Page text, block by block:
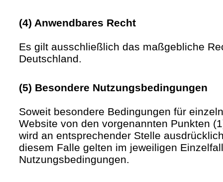
(4) Anwendbares Recht
Es gilt ausschließlich das maßgebliche
Deutschland.
(5) Besondere Nutzungsbedingungen
Soweit besondere Bedingungen für
Website von den vorgenannten Punkten
wird an entsprechender Stelle
diesem Falle gelten im jeweiligen
Nutzungsbedingungen.